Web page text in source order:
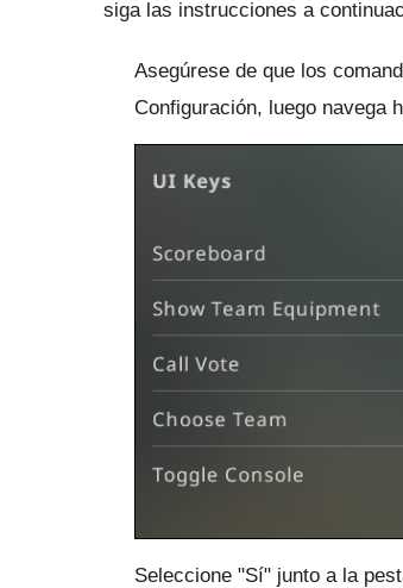
siga las instrucciones a
Asegúrese de que los
Configuración, luego navega
Seleccione "Sí" junto a la